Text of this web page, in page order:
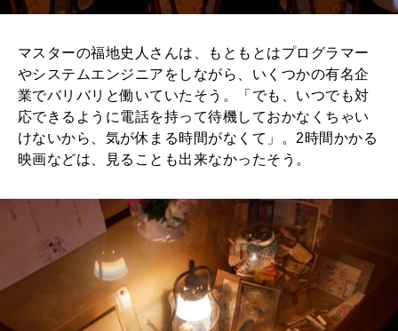
マスターの福地史人さんは、もともとはプログラマー
やシステムエンジニアをしながら、いくつかの有名企
業でバリバリと働いていたそう。「でも、いつでも対
応できるように電話を持って待機しておかなくちゃい
けないから、気が休まる時間がなくて」。2時間かかる
映画などは、見ることも出来なかったそう。